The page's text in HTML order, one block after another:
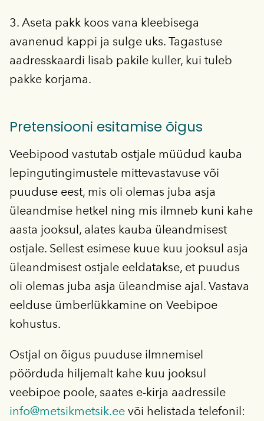
3. Aseta pakk koos vana kleebisega
avanenud kappi ja sulge uks. Tagastuse
aadresskaardi lisab pakile kuller, kui tuleb
pakke korjama.
Pretensiooni esitamise õigus
Veebipood vastutab ostjale müüdud kauba
lepingutingimustele mittevastavuse või
puuduse eest, mis oli olemas juba asja
üleandmise hetkel ning mis ilmneb kuni kahe
aasta jooksul, alates kauba üleandmisest
ostjale. Sellest esimese kuue kuu jooksul asja
üleandmisest ostjale eeldatakse, et puudus
oli olemas juba asja üleandmise ajal. Vastava
eelduse ümberlükkamine on Veebipoe
kohustus.
Ostjal on õigus puuduse ilmnemisel
pöörduda hiljemalt kahe kuu jooksul
veebipoe poole, saates e-kirja aadressile
info@metsikmetsik.ee või helistada telefonil: